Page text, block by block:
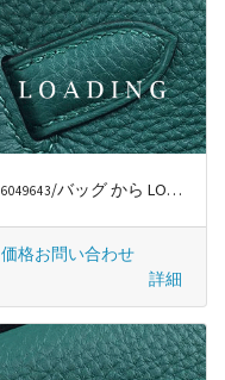
6049643/バッグ から LONGCHAMP
価格お問い合わせ
詳細